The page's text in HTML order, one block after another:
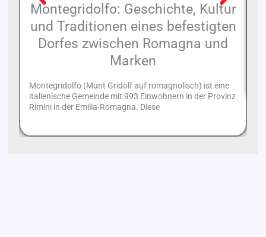
Montegridolfo: Geschichte, Kultur
und Traditionen eines befestigten
Dorfes zwischen Romagna und
Marken
Montegridolfo (Munt Gridòlf auf romagnolisch) ist eine
italienische Gemeinde mit 993 Einwohnern in der Provinz
Rimini in der Emilia-Romagna. Diese